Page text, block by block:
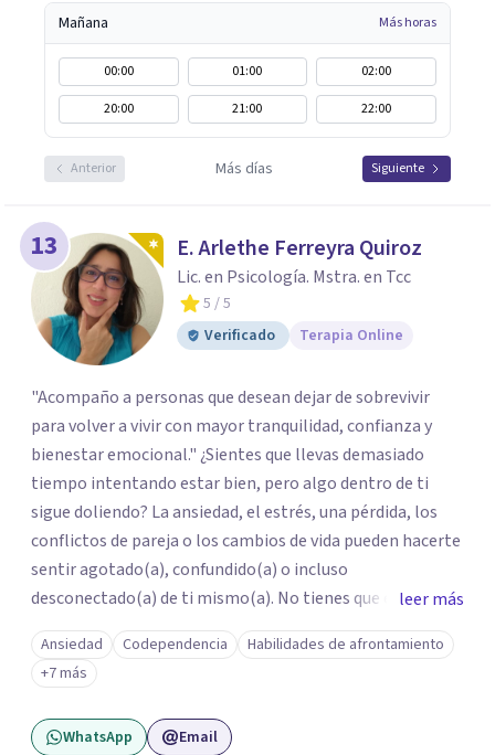
Mañana Más horas
00:00 01:00
02:00
20:00
21:00 22:00
Anterior Más días Siguiente
13 E. Arlethe Ferreyra Quiroz
Lic. en Psicología. Mstra. en Tcc
5 / 5
Verificado
Terapia Online
"Acompaño a personas que desean dejar de sobrevivir
para volver a vivir con mayor tranquilidad, confianza y
bienestar emocional." ¿Sientes que llevas demasiado
tiempo intentando estar bien, pero algo dentro de ti
sigue doliendo? La ansiedad, el estrés, una pérdida, los
conflictos de pareja o los cambios de vida pueden hacerte
sentir agotado(a), confundido(a) o incluso
desconectado(a) de ti mismo(a). No tienes que enfrentar
este proceso en soledad. Te ofrezco un espacio seguro,
libre de juicios y basado en la empatía, el respeto y la
confidencialidad, donde juntos comprenderemos qué está
ocurriendo y trabajaremos con herramientas respaldadas
por la evidencia para ayudarte a recuperar tu bienestar.
leer más
Ansiedad Codependencia
Habilidades de afrontamiento
+7 más
WhatsApp Email